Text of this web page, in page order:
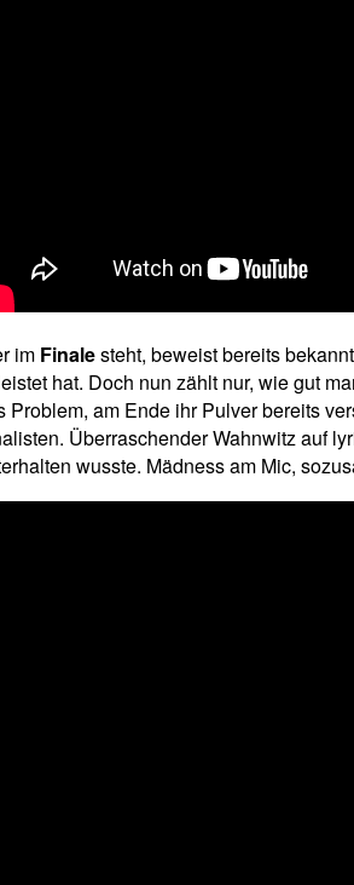
im Finalesteht, beweist bereits
hat. Doch nun zählt nur, wie gut
Problem, am Ende ihr Pulver bereits
Überraschender Wahnwitz auf
wusste. Mädness am Mic,